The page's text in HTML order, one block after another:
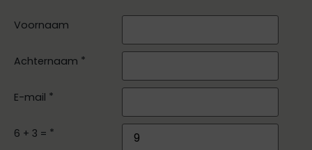
Voornaam
Achternaam *
E-mail *
6 + 3 = *